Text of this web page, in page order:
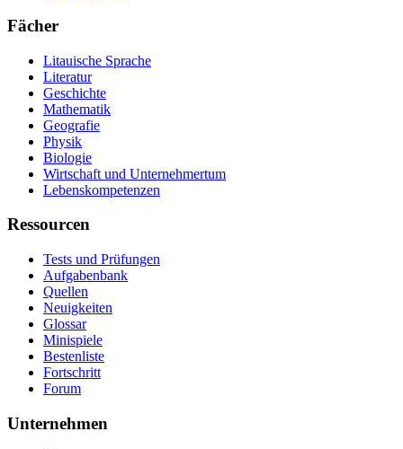
Fächer
Litauische Sprache
Literatur
Geschichte
Mathematik
Geografie
Physik
Biologie
Wirtschaft und Unternehmertum
Lebenskompetenzen
Ressourcen
Tests und Prüfungen
Aufgabenbank
Quellen
Neuigkeiten
Glossar
Minispiele
Bestenliste
Fortschritt
Forum
Unternehmen